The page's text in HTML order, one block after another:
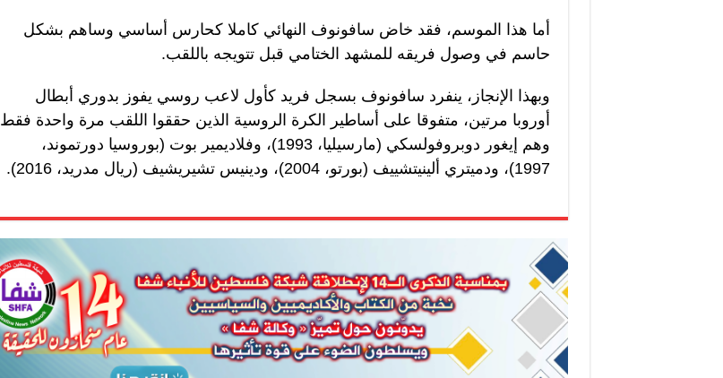
أما هذا الموسم، فقد خاض سافونوف النهائي كاملا كحارس أساسي وساهم بشكل
حاسم في وصول فريقه للمشهد الختامي قبل تتويجه باللقب.
وبهذا الإنجاز، ينفرد سافونوف بسجل فريد كأول لاعب روسي يفوز بدوري أبطال
أوروبا مرتين، متفوقا على أساطير الكرة الروسية الذين حققوا اللقب مرة واحدة فقط
وهم إيغور دوبروفولسكي (مارسيليا، 1993)، وفلاديمير بوت (بوروسيا دورتموند،
1997)، ودميتري ألينيتشييف (بورتو، 2004)، ودينيس تشيريشيف (ريال مدريد، 2016).